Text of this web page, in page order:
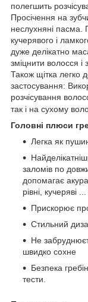
полегшить
Просічення на
неслухняні пасма.
кучерявого і
дуже делікатно
зміцнити волосся і
Також щітка легко
застосування:
розчісування
так і на сухому
Головні плюси
Легка як
заломів по
допомагає
рівні, кучеряві
Прискорює
Стильний
Не
швидко сохне
Безпека
тести.